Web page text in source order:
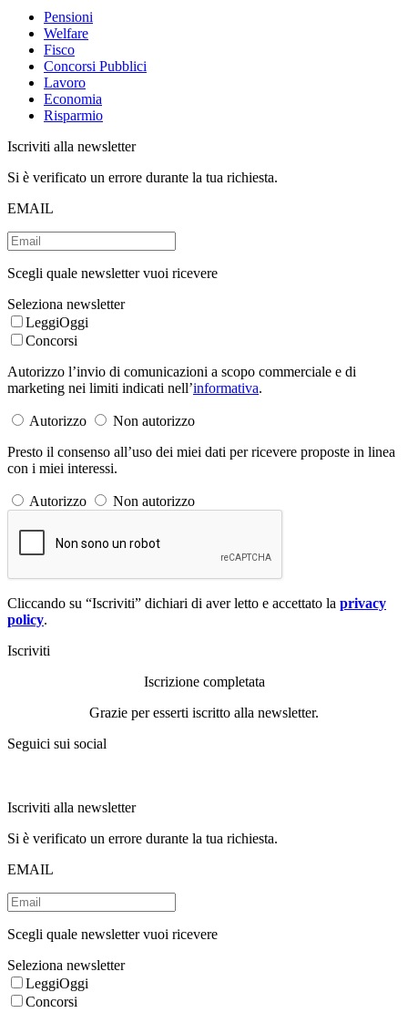
Pensioni
Welfare
Fisco
Concorsi Pubblici
Lavoro
Economia
Risparmio
Iscriviti alla newsletter
Si è verificato un errore durante la tua richiesta.
EMAIL
Scegli quale newsletter vuoi ricevere
Seleziona newsletter
LeggiOggi
Concorsi
Autorizzo l’invio di comunicazioni a scopo commerciale e di
marketing nei limiti indicati nell’informativa.
Autorizzo
Non autorizzo
Presto il consenso all’uso dei miei dati per ricevere proposte in linea
con i miei interessi.
Autorizzo Non autorizzo
Cliccando su “Iscriviti” dichiari di aver letto e accettato la privacy
policy.
Iscriviti
Iscrizione completata
Grazie per esserti iscritto alla newsletter.
Seguici sui social
Iscriviti alla newsletter
Si è verificato un errore durante la tua richiesta.
EMAIL
Scegli quale newsletter vuoi ricevere
Seleziona newsletter
LeggiOggi
Concorsi